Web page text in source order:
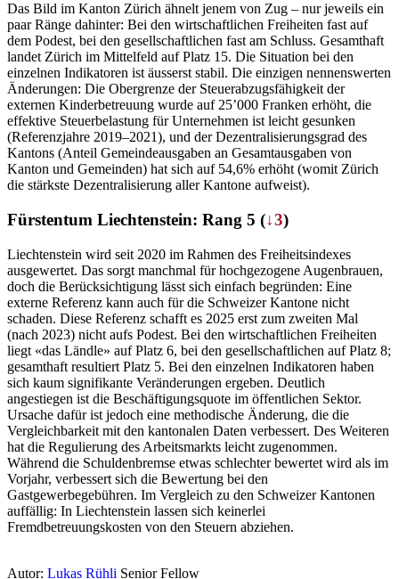
Das Bild im Kanton Zürich ähnelt jenem von Zug – nur jeweils ein
paar Ränge dahinter: Bei den wirtschaftlichen Freiheiten fast auf
dem Podest, bei den gesellschaftlichen fast am Schluss. Gesamthaft
landet Zürich im Mittelfeld auf Platz 15. Die Situation bei den
einzelnen Indikatoren ist äusserst stabil. Die einzigen nennenswerten
Änderungen: Die Obergrenze der Steuerabzugsfähigkeit der
externen Kinderbetreuung wurde auf 25’000 Franken erhöht, die
effektive Steuerbelastung für Unternehmen ist leicht gesunken
(Referenzjahre 2019–2021), und der Dezentralisierungsgrad des
Kantons (Anteil Gemeindeausgaben an Gesamtausgaben von
Kanton und Gemeinden) hat sich auf 54,6% erhöht (womit Zürich
die stärkste Dezentralisierung aller Kantone aufweist).
Fürstentum Liechtenstein: Rang 5 (↓3)
Liechtenstein wird seit 2020 im Rahmen des Freiheitsindexes
ausgewertet. Das sorgt manchmal für hochgezogene Augenbrauen,
doch die Berücksichtigung lässt sich einfach begründen: Eine
externe Referenz kann auch für die Schweizer Kantone nicht
schaden. Diese Referenz schafft es 2025 erst zum zweiten Mal
(nach 2023) nicht aufs Podest. Bei den wirtschaftlichen Freiheiten
liegt «das Ländle» auf Platz 6, bei den gesellschaftlichen auf Platz 8;
gesamthaft resultiert Platz 5. Bei den einzelnen Indikatoren haben
sich kaum signifikante Veränderungen ergeben. Deutlich
angestiegen ist die Beschäftigungsquote im öffentlichen Sektor.
Ursache dafür ist jedoch eine methodische Änderung, die die
Vergleichbarkeit mit den kantonalen Daten verbessert. Des Weiteren
hat die Regulierung des Arbeitsmarkts leicht zugenommen.
Während die Schuldenbremse etwas schlechter bewertet wird als im
Vorjahr, verbessert sich die Bewertung bei den
Gastgewerbegebühren. Im Vergleich zu den Schweizer Kantonen
auffällig: In Liechtenstein lassen sich keinerlei
Fremdbetreuungskosten von den Steuern abziehen.
Autor: Lukas Rühli Senior Fellow